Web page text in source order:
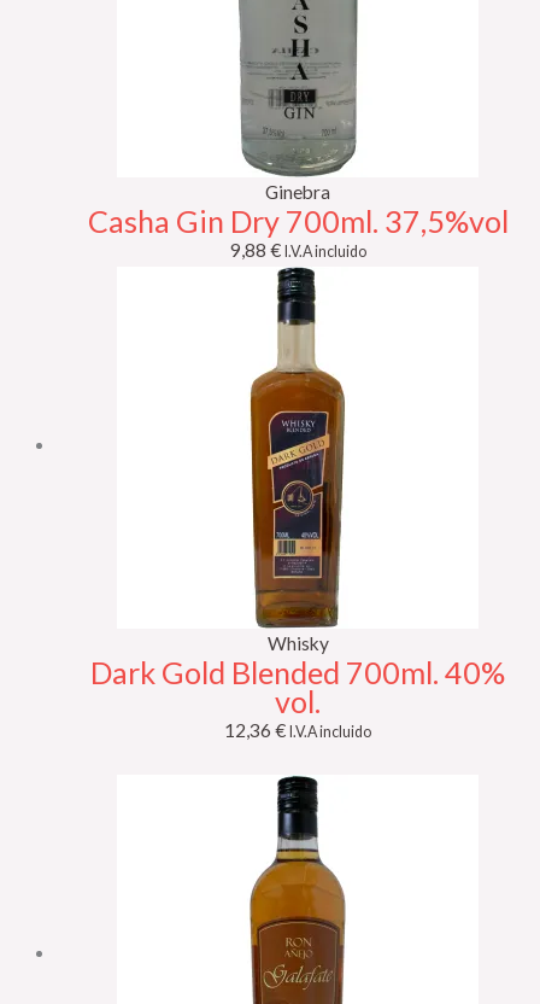
Ginebra
Casha Gin Dry 700ml. 37,5%vol
9,88 € I.V.A incluido
Whisky
Dark Gold Blended 700ml. 40%
vol.
12,36€ I.V.A incluido